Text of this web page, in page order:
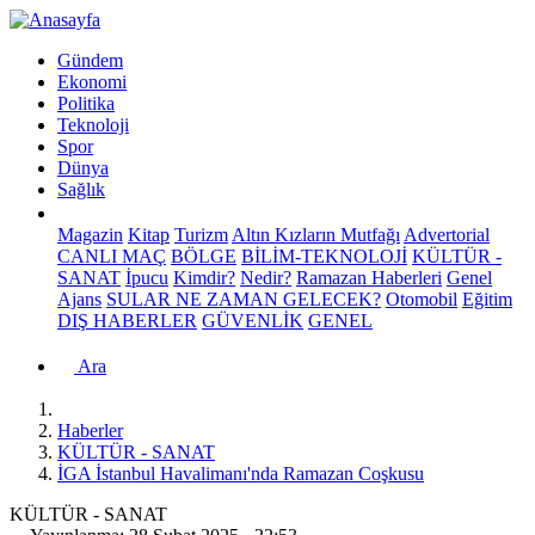
Gündem
Ekonomi
Politika
Teknoloji
Spor
Dünya
Sağlık
Magazin Kitap Turizm Altın Kızların Mutfağı Advertorial
CANLI MAÇ BÖLGE BİLİM-TEKNOLOJİ KÜLTÜR -
SANAT İpucu Kimdir? Nedir? Ramazan Haberleri Genel
Ajans SULAR NE ZAMAN GELECEK? Otomobil Eğitim
DIŞ HABERLER GÜVENLİK GENEL
Ara
Haberler
KÜLTÜR - SANAT
İGA İstanbul Havalimanı'nda Ramazan Coşkusu
KÜLTÜR - SANAT